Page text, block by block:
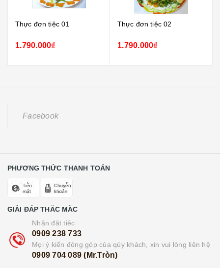
Thực đơn tiệc 01
1.790.000₫
Thực đơn tiệc 02
1.790.000₫
Facebook
PHƯƠNG THỨC THANH TOÁN
GIẢI ĐÁP THẮC MẮC
Nhận đặt tiêc
0909 238 733
Mọi ý kiến đóng góp của qúy khách, xin vui lòng liên hệ
0909 704 089 (Mr.Tròn)